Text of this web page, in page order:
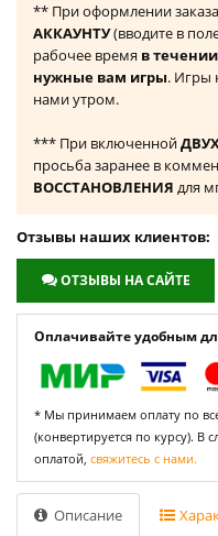
** При оформлении
АККАУНТУ(вводите в
рабочее время в
нужные вам игры. Игры
нами утром.
*** При включенной
просьба заранее в
ВОССТАНОВЛЕНИЯ для
Отзывы наших клиентов:
ОТЗЫВЫ НА САЙТЕ
Оплачивайте удобным
* Мы принимаем оплату по
(конвертируется по курсу). В
оплатой, свяжитесь с нами.
Описание